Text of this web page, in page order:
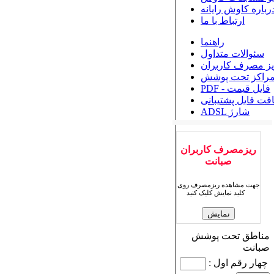
کاوش رایانه
ارتباط با ما
راهنما
سئوالات متداول
مصرف کاربران
مراکز تحت پوشش
PDF - فایل قیمت
فایل پشتیبانی
ADSL شارژ
ریزمصرف کاربران
صبانت
جهت مشاهده ریزمصرف روی
کلید نمایش کلیک کنید
مناطق تحت پوشش
صبانت
چهار رقم اول :